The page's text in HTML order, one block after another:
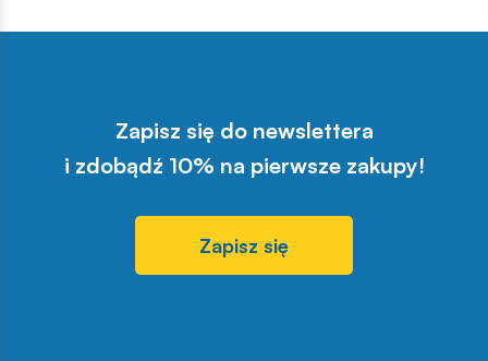
Zapisz się do newslettera
i zdobądź 10% na pierwsze zakupy!
Zapisz się